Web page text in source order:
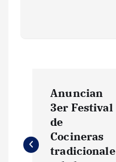
v
Anuncian
3er Festival
de
Cocineras
tradicionale